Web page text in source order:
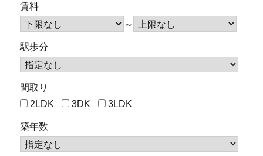
賃料
～
駅歩分
間取り
2LDK
3DK 3LDK
築年数